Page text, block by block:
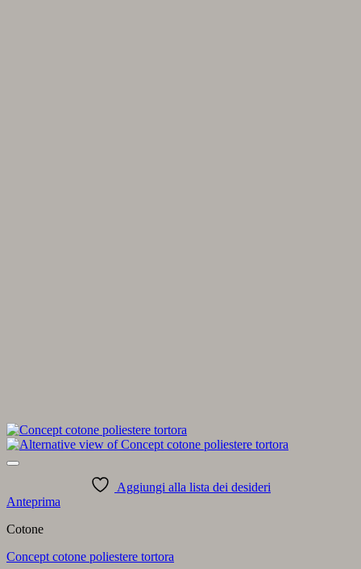
Aggiungi alla lista dei desideri
Anteprima
Cotone
Concept cotone poliestere tortora